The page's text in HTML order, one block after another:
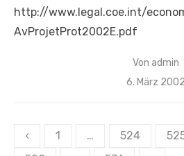
http://www.legal.coe.int/
AvProjetProt2002E.pdf
Von admin
Veröffentlicht
6. März 2002
Seitennummerierung
‹ 1 … 524